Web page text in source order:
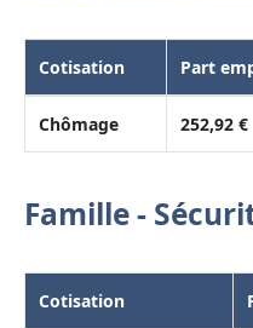
Cotisation Part
Chômage 252,92 €
Famille -
Cotisation